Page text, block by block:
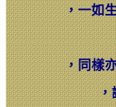
，一如
，同樣
，